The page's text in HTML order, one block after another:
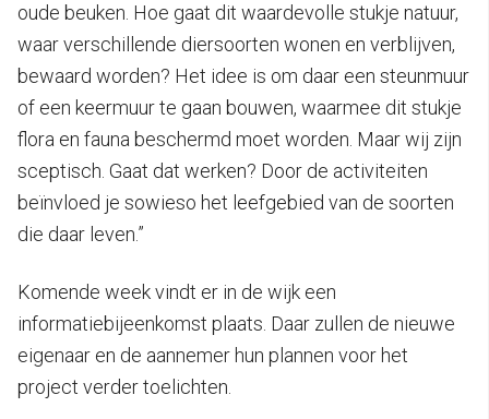
oude beuken. Hoe gaat dit waardevolle stukje natuur,
waar verschillende diersoorten wonen en verblijven,
bewaard worden? Het idee is om daar een steunmuur
of een keermuur te gaan bouwen, waarmee dit stukje
flora en fauna beschermd moet worden. Maar wij zijn
sceptisch. Gaat dat werken? Door de activiteiten
beïnvloed je sowieso het leefgebied van de soorten
die daar leven.”
Komende week vindt er in de wijk een
informatiebijeenkomst plaats. Daar zullen de nieuwe
eigenaar en de aannemer hun plannen voor het
project verder toelichten.